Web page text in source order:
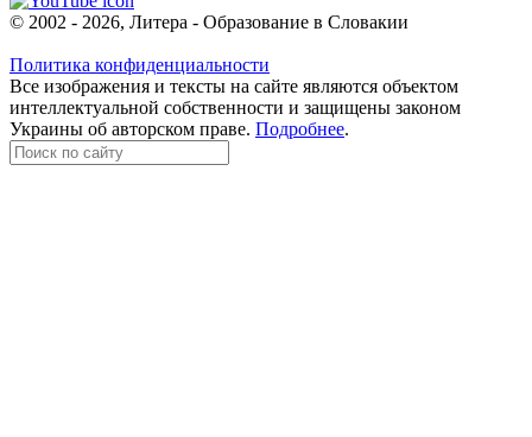
© 2002 - 2026, Литера - Образование в Словакии
Политика конфиденциальности
Все изображения и тексты на сайте являются объектом
интеллектуальной собственности и защищены законом
Украины об авторском праве. Подробнее.